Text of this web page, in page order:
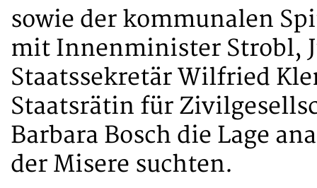
sowie der kommunalen
mit Innenminister Strobl,
Staatssekretär Wilfried
Staatsrätin für
Barbara Bosch die Lage
der Misere suchten.